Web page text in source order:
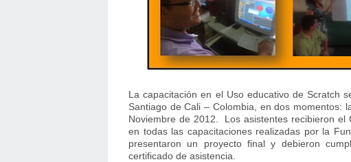
La capacitación en el Uso educativo de Scratch
Santiago de Cali – Colombia, en dos momentos:
Noviembre de 2012. Los asistentes recibieron
en todas las capacitaciones realizadas por la
presentaron un proyecto final y debieron
certificado de asistencia.